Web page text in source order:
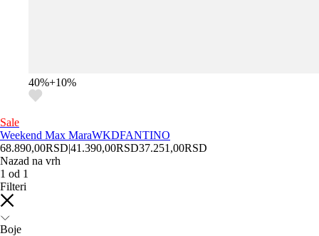
40%+10%
Sale
Weekend Max MaraWKDFANTINO
68.890,00RSD|41.390,00RSD37.251,00RSD
Nazad na vrh
1 od 1
Filteri
Boje